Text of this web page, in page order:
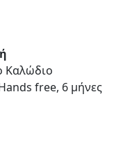
Καλώδιο
free, 6 μήνες